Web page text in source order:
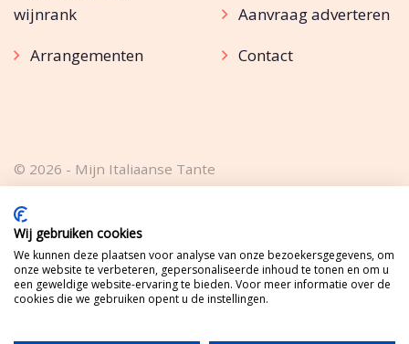
wijnrank
Arrangementen
Aanvraag adverteren
Contact
© 2026 - Mijn Italiaanse Tante
Strada Drotte 8 14055 Costigliole d'Asti (AT)
Algemene voorwaarden
WordPress website
Wij gebruiken cookies
We kunnen deze plaatsen voor analyse van onze bezoekersgegevens, om
onze website te verbeteren, gepersonaliseerde inhoud te tonen en om u
een geweldige website-ervaring te bieden. Voor meer informatie over de
cookies die we gebruiken opent u de instellingen.